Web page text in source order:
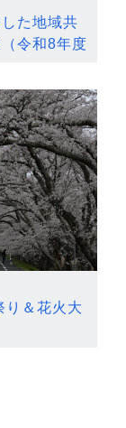
た地域共
令和8年度
り＆花火大